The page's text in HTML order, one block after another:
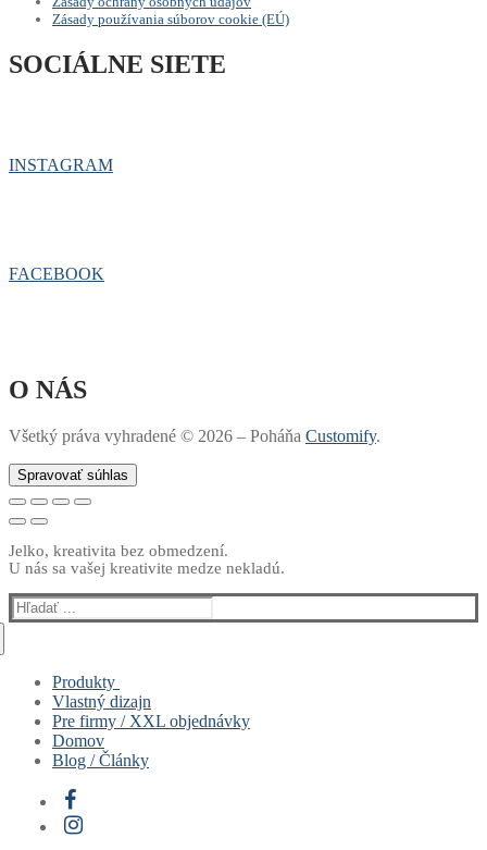
Zásady používania súborov cookie (EÚ)
SOCIÁLNE SIETE
INSTAGRAM
FACEBOOK
O NÁS
Všetký práva vyhradené © 2026 – Poháňa Customify.
Spravovať súhlas
Jelko, kreativita bez obmedzení.
U nás sa vašej kreativite medze nekladú.
Hľadať:
Produkty
Muži
Ženy
Deti
Hrnčeky & Fľašky
Vlastný dizajn
Pre firmy / XXL objednávky
Domov
Blog / Články